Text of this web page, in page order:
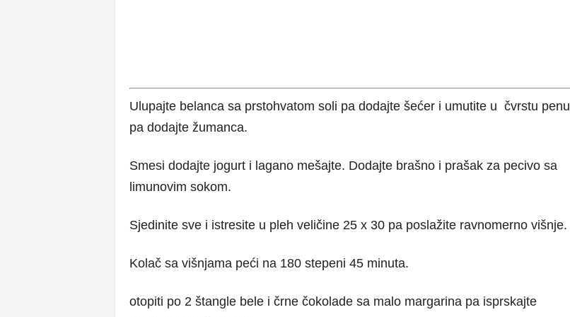
Ulupajte belanca sa prstohvatom soli pa dodajte šećer i umutite u čvrstu penu
pa dodajte žumanca.
Smesi dodajte jogurt i lagano mešajte. Dodajte brašno i prašak za pecivo sa
limunovim sokom.
Sjedinite sve i istresite u pleh veličine 25 x 30 pa poslažite ravnomerno višnje.
Kolač sa višnjama peći na 180 stepeni 45 minuta.
otopiti po 2 štangle bele i črne čokolade sa malo margarina pa isprskajte